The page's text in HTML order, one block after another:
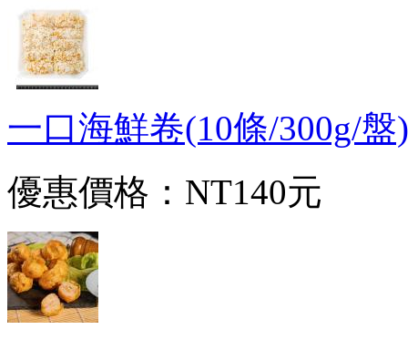
一口海鮮卷(10條/300g/盤
優惠價格： NT140元